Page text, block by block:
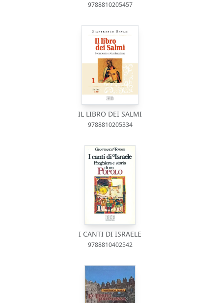
9788810205457
IL LIBRO DEI SALMI
9788810205334
I CANTI DI ISRAELE
9788810402542